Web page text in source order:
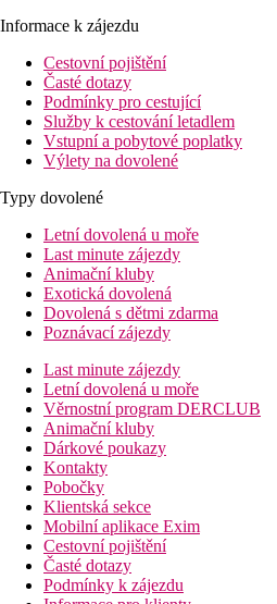
Informace k zájezdu
Cestovní pojištění
Časté dotazy
Podmínky pro cestující
Služby k cestování letadlem
Vstupní a pobytové poplatky
Výlety na dovolené
Typy dovolené
Letní dovolená u moře
Last minute zájezdy
Animační kluby
Exotická dovolená
Dovolená s dětmi zdarma
Poznávací zájezdy
Last minute zájezdy
Letní dovolená u moře
Věrnostní program DERCLUB
Animační kluby
Dárkové poukazy
Kontakty
Pobočky
Klientská sekce
Mobilní aplikace Exim
Cestovní pojištění
Časté dotazy
Podmínky k zájezdu